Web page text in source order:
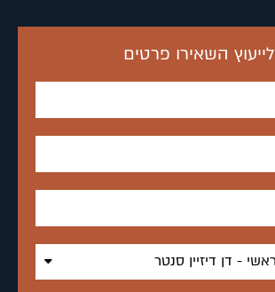
לייעוץ השאירו פרטים